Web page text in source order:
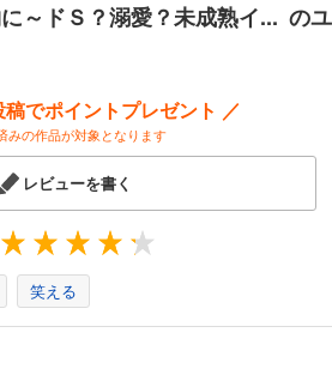
～ドＳ？溺愛？未成熟イ... のユ
稿でポイントプレゼント ／
みの作品が対象となります
レビューを書く
笑える